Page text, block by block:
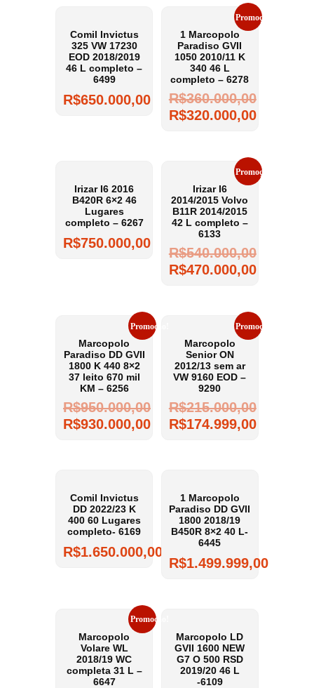
Comil Invictus
325 VW 17230
EOD 2018/2019
46 L completo –
6499
R$650.000,00
Promoção!
1 Marcopolo
Paradiso GVII
1050 2010/11 K
340 46 L
completo – 6278
R$360.000,00
R$320.000,00
Irizar I6 2016
B420R 6×2 46
Lugares
completo – 6267
R$750.000,00
Promoção!
Irizar I6
2014/2015 Volvo
B11R 2014/2015
42 L completo –
6133
R$540.000,00
R$470.000,00
Promoção!
Marcopolo
Paradiso DD GVII
1800 K 440 8×2
37 leito 670 mil
KM – 6256
R$950.000,00
R$930.000,00
Promoção!
Marcopolo
Senior ON
2012/13 sem ar
VW 9160 EOD –
9290
R$215.000,00
R$174.999,00
Comil Invictus
DD 2022/23 K
400 60 Lugares
completo- 6169
R$1.650.000,00
1 Marcopolo
Paradiso DD GVII
1800 2018/19
B450R 8×2 40 L-
6445
R$1.499.999,00
Promoção!
Marcopolo
Volare WL
2018/19 WC
completa 31 L –
6647
Marcopolo LD
GVII 1600 NEW
G7 O 500 RSD
2019/20 46 L
-6109